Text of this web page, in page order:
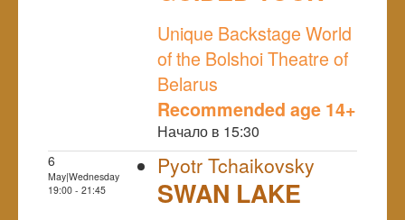
Unique Backstage World
of the Bolshoi Theatre of
Belarus
Recommended age 14+
Начало в 15:30
6
May|Wednesday
19:00 - 21:45
Pyotr Tchaikovsky
SWAN LAKE